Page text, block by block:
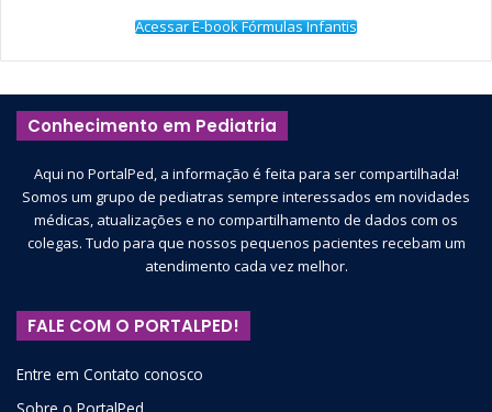
Acessar E-book Fórmulas Infantis
Conhecimento em Pediatria
Aqui no PortalPed, a informação é feita para ser compartilhada!
Somos um grupo de pediatras sempre interessados em novidades
médicas, atualizações e no compartilhamento de dados com os
colegas. Tudo para que nossos pequenos pacientes recebam um
atendimento cada vez melhor.
FALE COM O PORTALPED!
Entre em Contato conosco